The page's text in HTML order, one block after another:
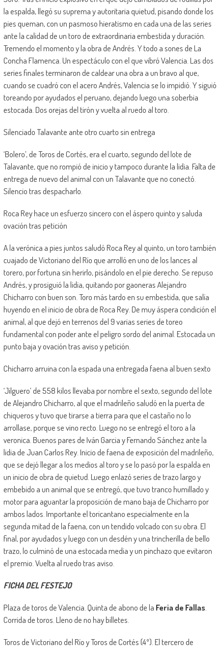
la espalda, llegó su suprema y autoritaria quietud, pisando donde los
pies queman, con un pasmoso hieratismo en cada una de las series
ante la calidad de un toro de extraordinaria embestida y duración.
Tremendo el momento y la obra de Andrés. Y todo a sones de La
Concha Flamenca. Un espectáculo con el que vibró Valencia. Las dos
series finales terminaron de caldear una obra a un bravo al que,
cuando se cuadró con el acero Andrés, Valencia se lo impidió. Y siguió
toreando por ayudados el peruano, dejando luego una soberbia
estocada. Dos orejas del tirón y vuelta al ruedo al toro.
Silenciado Talavante ante otro cuarto sin entrega
‘Bolero’, de Toros de Cortés, era el cuarto, segundo del lote de
Talavante, que no rompió de inicio y tampoco durante la lidia. Falta de
entrega de nuevo del animal con un Talavante que no conectó.
Silencio tras despacharlo.
Roca Rey hace un esfuerzo sincero con el áspero quinto y saluda
ovación tras petición
A la verónica a pies juntos saludó Roca Rey al quinto, un toro también
cuajado de Victoriano del Río que arrolló en uno de los lances al
torero, por fortuna sin herirlo, pisándolo en el pie derecho. Se repuso
Andrés, y prosiguió la lidia, quitando por gaoneras Alejandro
Chicharro con buen son. Toro más tardo en su embestida, que salía
huyendo en el inicio de obra de Roca Rey. De muy áspera condición el
animal, al que dejó en terrenos del 9 varias series de toreo
fundamental con poder ante el peligro sordo del animal. Estocada un
punto baja y ovación tras aviso y petición.
Chicharro arruina con la espada una entregada faena al buen sexto
‘Jilguero’ de 558 kilos llevaba por nombre el sexto, segundo del lote
de Alejandro Chicharro, al que el madrileño saludó en la puerta de
chiqueros y tuvo que tirarse a tierra para que el castaño no lo
arrollase, porque se vino recto. Luego no se entregó el toro a la
veronica. Buenos pares de Iván Garcia y Fernando Sánchez ante la
lidia de Juan Carlos Rey. Inicio de faena de exposición del madrileño,
que se dejó llegar a los medios al toro y se lo pasó por la espalda en
un inicio de obra de quietud. Luego enlazó series de trazo largo y
embebido a un animal que se entregó, que tuvo tranco humillado y
motor para aguantar la proposición de mano baja de Chicharro por
ambos lados. Importante el toricantano especialmente en la
segunda mitad de la faena, con un tendido volcado con su obra. El
final, por ayudados y luego con un desdén y una trincherilla de bello
trazo, lo culminó de una estocada media y un pinchazo que evitaron
el premio. Vuelta al ruedo tras aviso.
FICHA DEL FESTEJO
Plaza de toros de Valencia. Quinta de abono de la Feria de Fallas.
Corrida de toros. Lleno de no hay billetes.
Toros de Victoriano del Río y Toros de Cortés (4º). El tercero de